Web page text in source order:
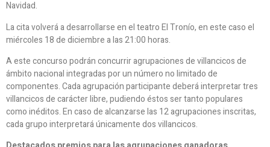
Navidad.
La cita volverá a desarrollarse en el teatro El Tronío, en este caso el
miércoles 18 de diciembre a las 21:00 horas.
A este concurso podrán concurrir agrupaciones de villancicos de
ámbito nacional integradas por un número no limitado de
componentes. Cada agrupación participante deberá interpretar tres
villancicos de carácter libre, pudiendo éstos ser tanto populares
como inéditos. En caso de alcanzarse las 12 agrupaciones inscritas,
cada grupo interpretará únicamente dos villancicos.